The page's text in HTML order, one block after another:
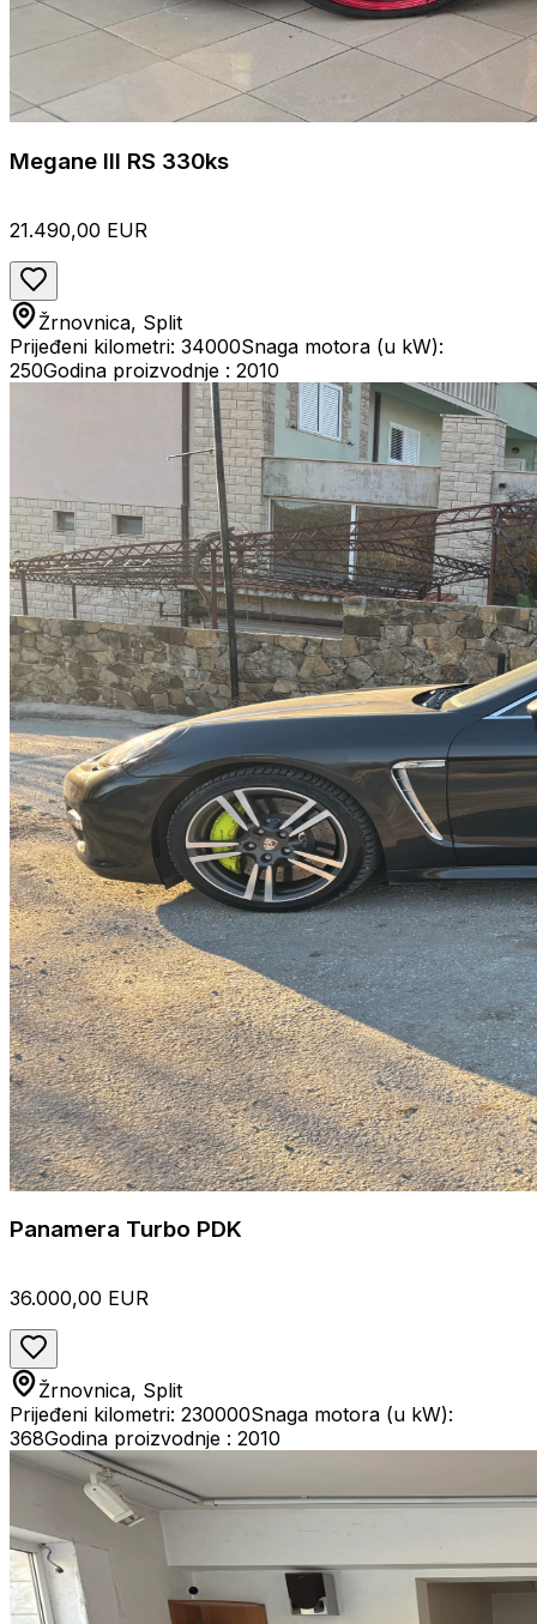
Megane lll RS 330ks
21.490,00 EUR
Žrnovnica, Split
Prijeđeni kilometri: 34000Snaga motora (u kW):
250Godina proizvodnje : 2010
Panamera Turbo PDK
36.000,00 EUR
Žrnovnica, Split
Prijeđeni kilometri: 230000Snaga motora (u kW):
368Godina proizvodnje : 2010